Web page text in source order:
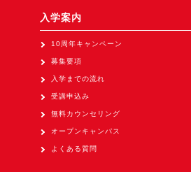
XRビジネスフォーラム
《展示会》
（1/8～10東京ビッグサイト）に出展。
オートモーティブワールド2026
（1/21～23東京ビッグサイト）に出展。
Tsumiki Community Day 2026
入学案内
10周年キャンペーン
募集要項
入学までの流れ
受講申込み
無料カウンセリング
オープンキャンパス
よくある質問